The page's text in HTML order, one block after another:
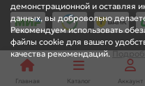
демонстрационной и оставляя
данных, вы добровольно
Рекомендуем использовать
файлы cookie для вашего
качества рекомендаций.
Главная Каталог Аккаунт